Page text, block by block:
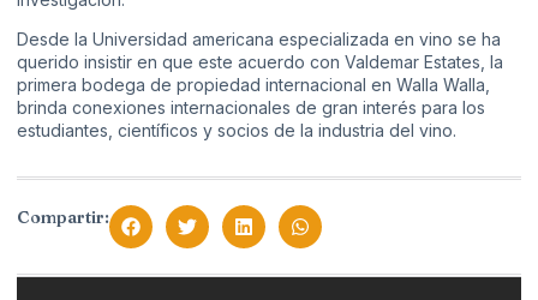
Desde la Universidad americana especializada en vino se ha
querido insistir en que este acuerdo con Valdemar Estates, la
primera bodega de propiedad internacional en Walla Walla,
brinda conexiones internacionales de gran interés para los
estudiantes, científicos y socios de la industria del vino.
Compartir: